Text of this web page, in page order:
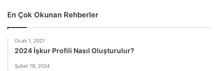
En Çok Okunan Rehberler
Ocak 1, 2021
2024 İşkur Profili Nasıl Oluşturulur?
Şubat 18, 2024